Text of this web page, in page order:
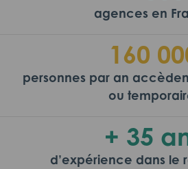
agences en
160
personnes par an
ou
+ 35
d’expérience dans le